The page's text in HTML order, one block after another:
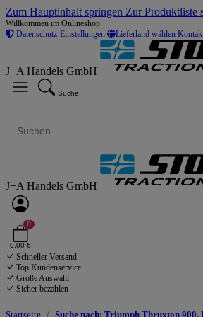
Zum Hauptinhalt springen Zur Produktliste
Willkommen im Onlineshop
Datenschutz-Einstellungen
Lieferland wählen
J+A Handels GmbH
Suche
J+A Handels GmbH
0
0,00 €
Schneller Versand
Top Kundenservice
Große Auswahl
Sicher bezahlen
Startseite Suche nach: Triumph Thruxton 900,